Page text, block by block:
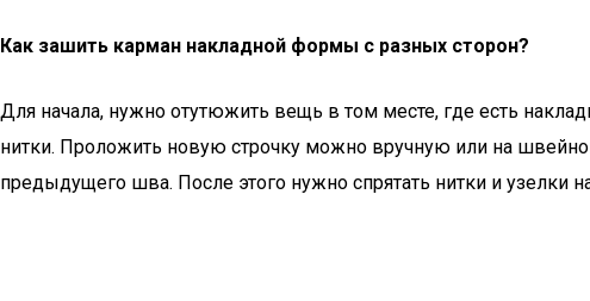
Как зашить карман накладной формы с разных сторон?
Для начала, нужно отутюжить вещь в том месте, где есть
нитки. Проложить новую строчку можно вручную или на
предыдущего шва. После этого нужно спрятать нитки и узелки